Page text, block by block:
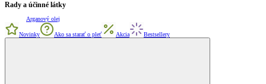
Rady a účinné látky
Arganový olej
Novinky Ako sa starať o pleť Akcia Bestsellery